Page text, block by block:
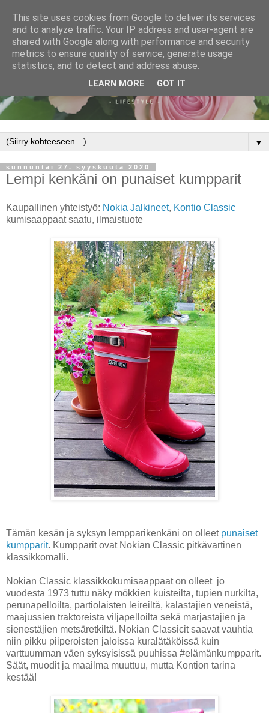
▼
sunnuntai 27. syyskuuta 2020
Lempi kenkäni on punaiset kumpparit
Kaupallinen yhteistyö: Nokia Jalkineet, Kontio Classic
kumisaappaat saatu, ilmaistuote
Tämän kesän ja syksyn lempparikenkäni on olleet punaiset
kumpparit. Kumpparit ovat Nokian Classic pitkävartinen
klassikkomalli.
Nokian Classic klassikkokumisaappaat on olleet jo
vuodesta 1973 tuttu näky mökkien kuisteilta, tupien nurkilta,
perunapelloilta, partiolaisten leireiltä, kalastajien veneistä,
maajussien traktoreista viljapelloilta sekä marjastajien ja
sienestäjien metsäretkiltä. Nokian Classicit saavat vauhtia
niin pikku piiperoisten jaloissa kuralätäköissä kuin
varttuumman väen syksyisissä puuhissa #elämänkumpparit.
Säät, muodit ja maailma muuttuu, mutta Kontion tarina
kestää!
This site uses cookies from Google to deliver its services
and to analyze traffic. Your IP address and user-agent are
shared with Google along with performance and security
metrics to ensure quality of service, generate usage
statistics, and to detect and address abuse.
LEARN MORE GOT IT